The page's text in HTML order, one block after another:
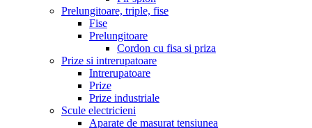
Prelungitoare, triple, fise
Fise
Prelungitoare
Cordon cu fisa si priza
Prize si intrerupatoare
Intrerupatoare
Prize
Prize industriale
Scule electricieni
Aparate de masurat tensiunea